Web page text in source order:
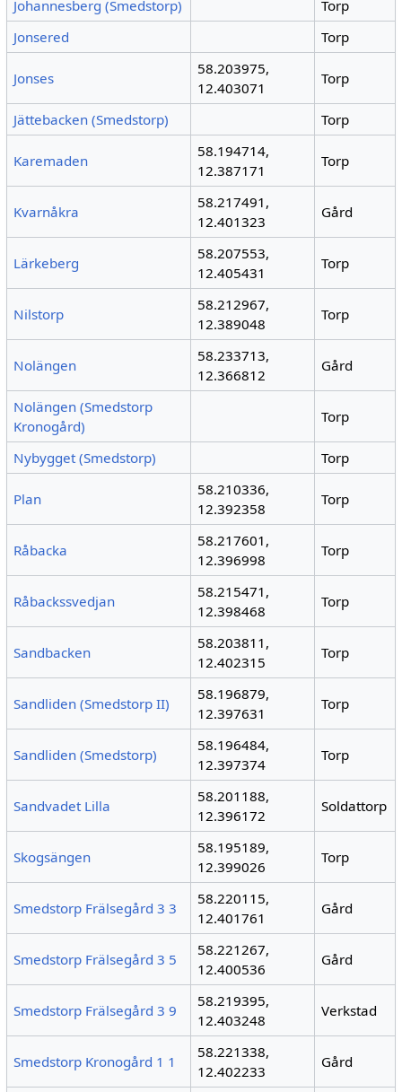
Johannesberg (Smedstorp)
Torp
Jonsered
Torp
Jonses
58.203975,
12.403071
Torp
Jättebacken (Smedstorp) Torp
Karemaden
58.194714,
12.387171
Torp
Kvarnåkra
58.217491,
12.401323
Gård
Lärkeberg
58.207553,
12.405431
Torp
Nilstorp
58.212967,
12.389048
Torp
Nolängen
58.233713,
12.366812
Gård
Nolängen (Smedstorp
Kronogård)
Torp
Nybygget (Smedstorp) Torp
Plan
58.210336,
12.392358
Torp
Råbacka
58.217601,
12.396998
Torp
Råbackssvedjan
58.215471,
12.398468
Torp
Sandbacken
58.203811,
12.402315
Torp
Sandliden (Smedstorp II)
58.196879,
12.397631
Torp
Sandliden (Smedstorp)
58.196484,
12.397374
Torp
Sandvadet Lilla
58.201188,
12.396172
Soldattorp
Skogsängen
58.195189,
12.399026
Torp
Smedstorp Frälsegård 3 3
58.220115,
12.401761
Gård
Smedstorp Frälsegård 3 5
58.221267,
12.400536
Gård
Smedstorp Frälsegård 3 9
58.219395,
12.403248
Verkstad
Smedstorp Kronogård 1 1
58.221338,
12.402233
Gård